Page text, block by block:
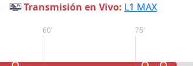
Transmisión en Vivo: L1 MAX
60' 75'